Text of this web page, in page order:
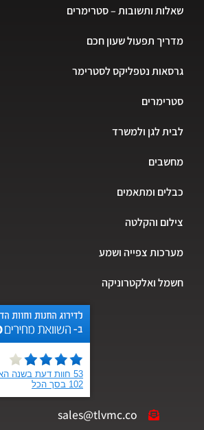
ותשובות – סטרימרים
תפעול שעון חכם
נטפליקס לסטרימר
לגן ולמשרד
ומתאמים
והקלטה
צפייה ושמע
ואלקטרוניקה
sales@tlvmc.co